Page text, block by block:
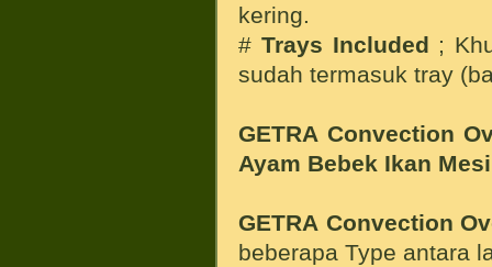
kering.
#Trays Included ;
sudah termasuk tray
GETRA Convection
Ayam Bebek Ikan
GETRA Convection
beberapa Type antara